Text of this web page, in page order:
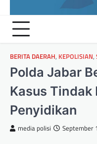
BERITA DAERAH, KEPOLISIAN,
Polda Jabar
Kasus
Penyidikan
media polisi September